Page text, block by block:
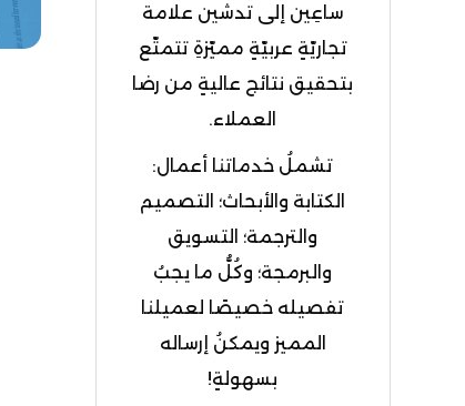
ساعِين إلى تدشين علامة
تجاريّةٍ عربيّةٍ مميّزةِ تتمتّع
بتحقيق نتائج عاليةٍ من رضا
العملاء.
تشملُ خدماتنا أعمال:
الكتابة والأبحاث؛ التصميم
والترجمة؛ التسويق
والبرمجة؛ وكُلُّ ما يجبُ
تفصيله خصيصًا لعميلنا
المميز ويمكنُ إرساله
بسهولةٍ!